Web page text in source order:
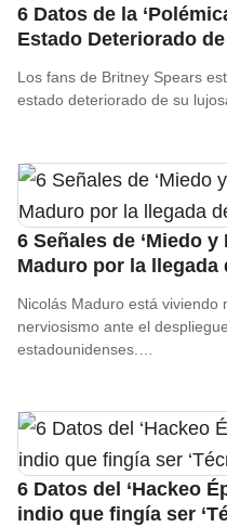
6 Datos de la
Estado Deteriorado
Los fans de Britney Spears
estado deteriorado de su
6 Señales de ‘Miedo
Maduro por la llegada
Nicolás Maduro está viviendo
nerviosismo ante el
estadounidenses.…
6 Datos del ‘Hackeo
indio que fingía ser